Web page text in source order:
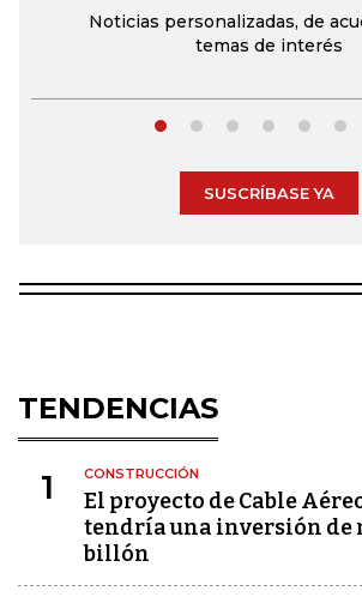
Noticias personalizadas, de
temas de interés
SUSCRÍBASE YA
TENDENCIAS
1 CONSTRUCCIÓN
El proyecto de Cable
tendría una inversión de
billón